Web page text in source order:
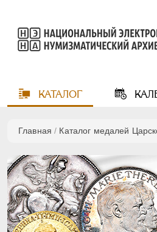
КАТАЛОГ
Главная / Каталог медалей